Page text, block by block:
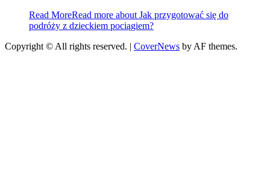
Read MoreRead more about Jak przygotować się do
podróży z dzieckiem pociągiem?
Copyright © All rights reserved. | CoverNews by AF themes.